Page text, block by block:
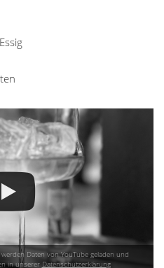
werden Daten von YouTube geladen und
in unserer Datenschutzerklärung